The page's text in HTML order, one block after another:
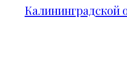
Калининградской